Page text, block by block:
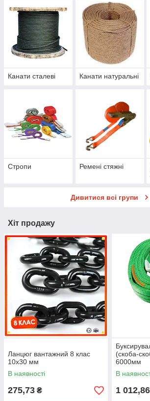
Канати сталеві Канати натуральні
Стропи Ремені стяжні
Дивитися всі групи
Хіт продажу
Ланцюг вантажний 8 клас
10x30 мм
В наявності
275,73 ₴
(скоба-
6000мм
В
1 012,86